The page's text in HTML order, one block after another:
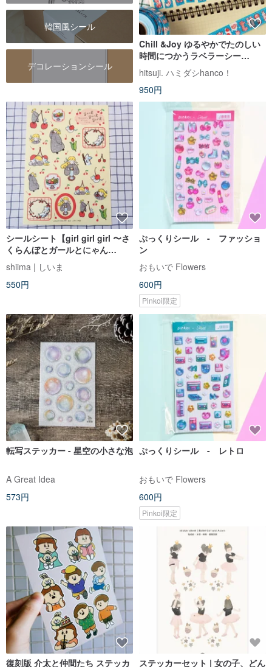
韓国風シール
デコレーションシール
Chill &Joy ゆるやかでたのしい
時間につかうラベラーシー
ル ラベルシール
hitsuji. ハミダシhanco！
950円
シールシート【girl girl girl 〜さ
くらんぼとガールとにゃん
こ〜】 A5
shiima | しいま
550円
ぷっくりシール - ファッショ
ン
おもいで Flowers
600円
Pinkoi限定
転写ステッカー - 星空の小さな泡
A Great Idea
573円
ぷっくりシール - レトロ
おもいで Flowers
600円
Pinkoi限定
復刻版 介太と仲間たち ステッカ ステッカーセット | 女の子、どん